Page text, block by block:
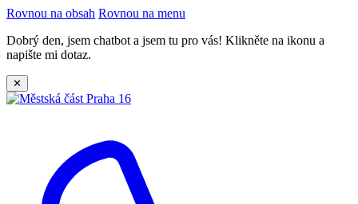
Rovnou na obsah Rovnou na menu
Dobrý den, jsem chatbot a jsem tu pro vás! Klikněte na ikonu a
napište mi dotaz.
✕